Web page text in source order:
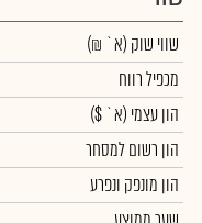
שווי שוק (א` ₪)
מכפיל רווח
הון עצמי (א` $)
הון רשום למסחר
הון מונפק ונפרע